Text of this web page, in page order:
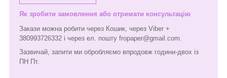
Як зробити замовлення або отримати консультацію
Закази можна робити через Кошик, через Viber +
380993726332 і через ел. пошту fropaper@gmail.com.
Зазвичай, запити ми обробляємо впродовж години-двох із
ПН Пт.